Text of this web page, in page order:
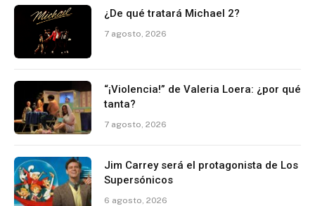
¿De qué tratará Michael 2?
7 agosto, 2026
“¡Violencia!” de Valeria Loera: ¿por qué
tanta?
7 agosto, 2026
Jim Carrey será el protagonista de Los
Supersónicos
6 agosto, 2026